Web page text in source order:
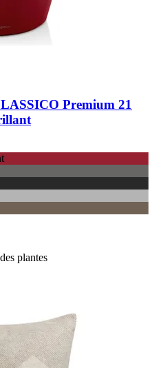
Premium 21
plantes